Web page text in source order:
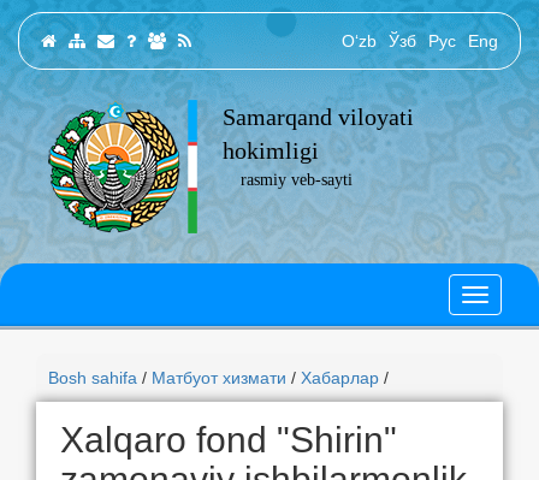
O‘zb Ўзб Рус Eng
Samarqand viloyati
hokimligi
rasmiy veb-sayti
Bosh sahifa / Матбуот хизмати / Хабарлар /
Xalqaro fond "Shirin"